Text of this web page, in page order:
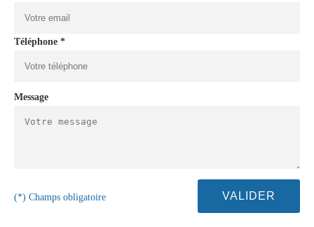
Téléphone *
Message
(*) Champs obligatoire